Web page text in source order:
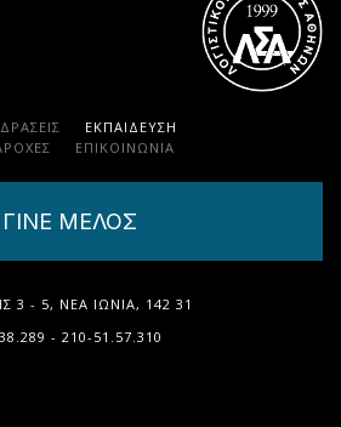
ΔΡΑΣΕΙΣ
ΕΚΠΑΊΔΕΥΣΗ
ΕΠΙΚΟΙΝΩΝΊΑ
ΓΙΝΕ ΜΕΛΟΣ
3 - 5, ΝΈΑ ΙΩΝΊΑ, 142 31
- 210-51.57.310